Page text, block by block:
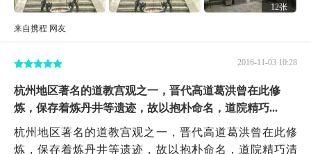
12张
来自携程 网友
2016-11-03 10:28
杭州地区著名的道教宫观之一，晋代高道葛洪曾在此修
炼，保存着炼丹井等遗迹，故以抱朴命名，道院精巧...
杭州地区著名的道教宫观之一，晋代高道葛洪曾在此修
炼，保存着炼丹井等遗迹，故以抱朴命名，道院精巧清